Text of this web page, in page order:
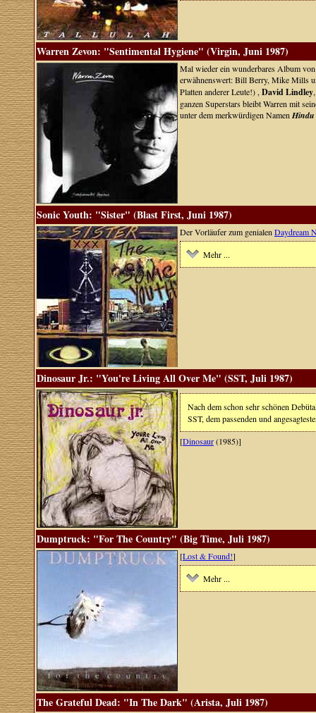
Warren Zevon: "Sentimental Hygiene" (Virgin, Juni 1987)
Mal wieder ein wunderbares Album
erwähnenswert: Bill Berry, Mike Mills
Platten anderer Leute!) , David Lindley
ganzen Superstars bleibt Warren mit
unter dem merkwürdigen Namen Hindu
Sonic Youth: "Sister" (Blast First, Juni 1987)
Der Vorläufer zum genialen Daydream
Mehr ...
Dinosaur Jr.: "You're Living All Over Me" (SST, Juli 1987)
Nach dem schon sehr schönen
SST, dem passenden und
[Dinosaur(1985)]
Dumptruck: "For The Country" (Big Time, Juli 1987)
[Lost & Found!]
Mehr ...
The Grateful Dead: "In The Dark" (Arista, Juli 1987)